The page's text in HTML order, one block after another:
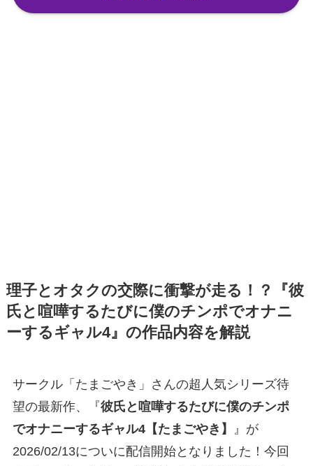
理子とオタクの交際に衝撃が走る！？『彼
氏と喧嘩するたびに僕のチンポでオナニ
ーするギャル4』の作品内容を解説
サークル「たまごやき」さんの超人気シリーズ待
望の最新作、『彼氏と喧嘩するたびに僕のチンポ
でオナニーするギャル4【たまごやき】
』が
2026/02/13についに配信開始となりました！今回